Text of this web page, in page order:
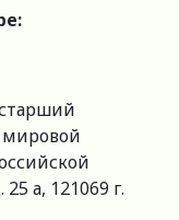
а, 121069 г.